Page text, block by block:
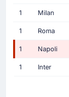
1 Milan
1 Roma
1 Napoli
1 Inter